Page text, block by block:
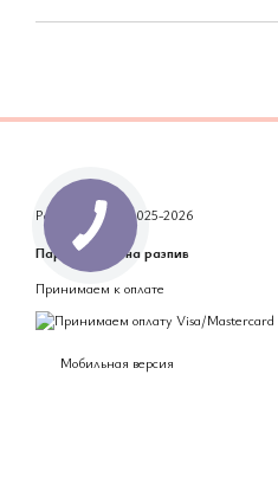
Parfum Club © 2025-2026
Парфюмерия на разпив
Принимаем к оплате
Мобильная версия